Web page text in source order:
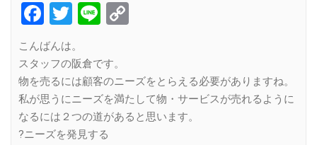
Facebook
Twitter
Line
こんばんは。
スタッフの阪倉です。
物を売るには顧客のニーズをとらえる必要がありますね。
私が思うにニーズを満たして物・サービスが売れるように
なるには２つの道があると思います。
?ニーズを発見する